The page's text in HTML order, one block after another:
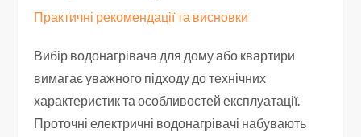
Практичні рекомендації та висновки
Вибір водонагрівача для дому або квартири
вимагає уважного підходу до технічних
характеристик та особливостей експлуатації.
Проточні електричні водонагрівачі набувають